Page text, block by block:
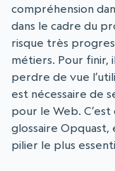
compréhension
dans le cadre du
risque très
métiers. Pour finir,
perdre de vue
est nécessaire de
pour le Web.
glossaire Opquast,
pilier le plus